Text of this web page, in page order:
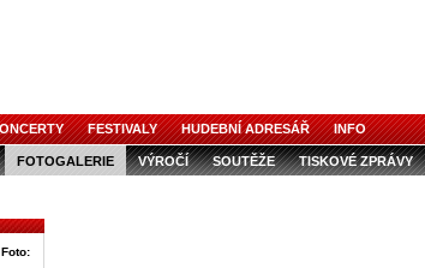
FESTIVALY HUDEBNÍ ADRESÁŘ INFO
FOTOGALERIE VÝROČÍ SOUTĚŽE TISKOVÉ ZPRÁVY
Foto: